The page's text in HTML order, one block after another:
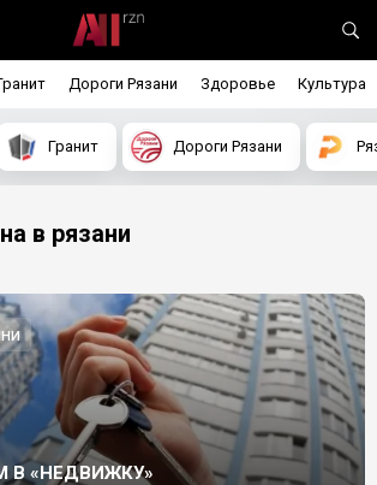
Дороги Рязани Здоровье Культура
Гранит Дороги Рязани
в рязани
В «НЕДВИЖКУ»